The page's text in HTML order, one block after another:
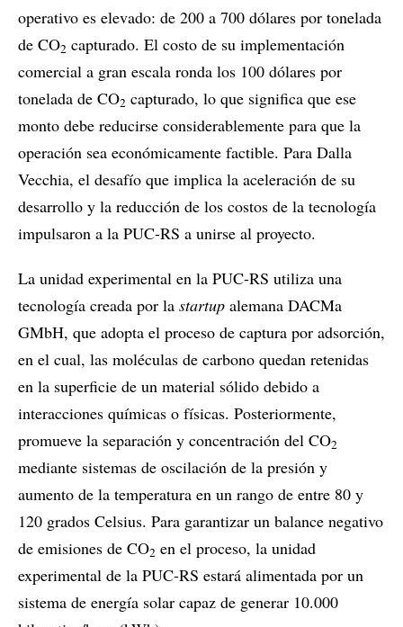
operativo es elevado: de 200 a 700 dólares por tonelada
de CO2 capturado. El costo de su implementación
comercial a gran escala ronda los 100 dólares por
tonelada de CO2 capturado, lo que significa que ese
monto debe reducirse considerablemente para que la
operación sea económicamente factible. Para Dalla
Vecchia, el desafío que implica la aceleración de su
desarrollo y la reducción de los costos de la tecnología
impulsaron a la PUC-RS a unirse al proyecto.
La unidad experimental en la PUC-RS utiliza una
tecnología creada por la startup alemana DACMa
GMbH, que adopta el proceso de captura por adsorción,
en el cual, las moléculas de carbono quedan retenidas
en la superficie de un material sólido debido a
interacciones químicas o físicas. Posteriormente,
promueve la separación y concentración del CO2
mediante sistemas de oscilación de la presión y
aumento de la temperatura en un rango de entre 80 y
120 grados Celsius. Para garantizar un balance negativo
de emisiones de CO2 en el proceso, la unidad
experimental de la PUC-RS estará alimentada por un
sistema de energía solar capaz de generar 10.000